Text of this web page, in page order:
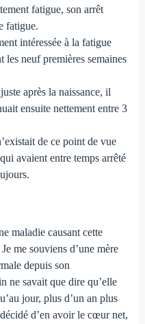
fatigue, son arrêt
fatigue.
intéressée à la fatigue
les neuf premières semaines
après la naissance, il
ensuite nettement entre 3
de ce point de vue
avaient entre temps arrêté
maladie causant cette
me souviens d’une mère
depuis son
ne savait que dire qu’elle
jour, plus d’un an plus
d’en avoir le cœur net,